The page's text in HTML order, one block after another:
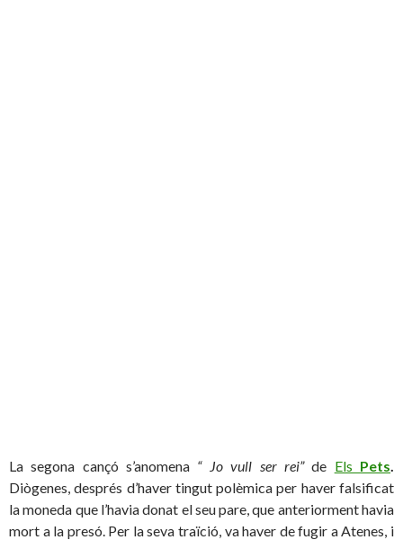
La segona cançó s’anomena “ Jo vull ser rei”de Els Pets.
Diògenes, després d’haver tingut polèmica per haver falsificat
la moneda que l’havia donat el seu pare, que anteriorment havia
mort a la presó. Per la seva traïció, va haver de fugir a Atenes, i